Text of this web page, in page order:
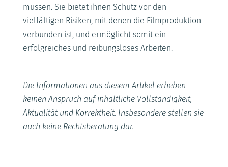
müssen. Sie bietet ihnen Schutz vor den
vielfältigen Risiken, mit denen die Filmproduktion
verbunden ist, und ermöglicht somit ein
erfolgreiches und reibungsloses Arbeiten.
Die Informationen aus diesem Artikel erheben
keinen Anspruch auf inhaltliche Vollständigkeit,
Aktualität und Korrektheit. Insbesondere stellen sie
auch keine Rechtsberatung dar.